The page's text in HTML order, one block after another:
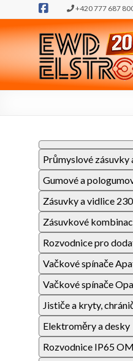
+420 777 687
Průmyslové zásuvky
Gumové a
Zásuvky a vidlice
Zásuvkové
Rozvodnice pro
Vačkové spínače
Vačkové spínače
Jističe a kryty,
Elektroměry a desky
Rozvodnice IP65